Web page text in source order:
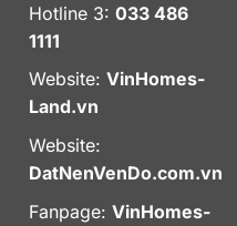
Hotline 3: 033 486
1111
Website: VinHomes-
Land.vn
Website:
DatNenVenDo.com.vn
Fanpage: VinHomes-